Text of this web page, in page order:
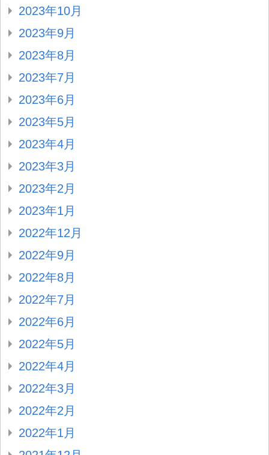
2023年10月
2023年9月
2023年8月
2023年7月
2023年6月
2023年5月
2023年4月
2023年3月
2023年2月
2023年1月
2022年12月
2022年9月
2022年8月
2022年7月
2022年6月
2022年5月
2022年4月
2022年3月
2022年2月
2022年1月